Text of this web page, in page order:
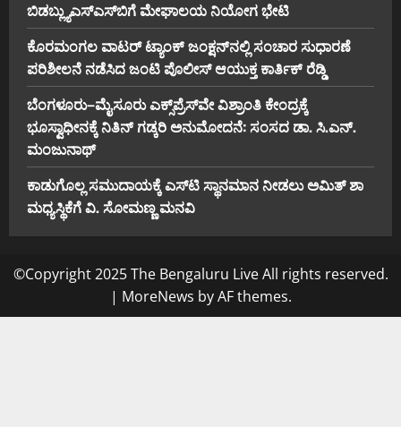
ಬಿ‌ಡಬ್ಲ್ಯು‌ಎಸ್‌ಎಸ್‌ಬಿಗೆ ಮೇಘಾಲಯ ನಿಯೋಗ ಭೇಟಿ
ಕೊರಮಂಗಲ ವಾಟರ್ ಟ್ಯಾಂಕ್ ಜಂಕ್ಷನ್‌ನಲ್ಲಿ ಸಂಚಾರ ಸುಧಾರಣೆ
ಪರಿಶೀಲನೆ ನಡೆಸಿದ ಜಂಟಿ ಪೊಲೀಸ್ ಆಯುಕ್ತ ಕಾರ್ತಿಕ್ ರೆಡ್ಡಿ
ಬೆಂಗಳೂರು–ಮೈಸೂರು ಎಕ್ಸ್‌ಪ್ರೆಸ್‌ವೇ ವಿಶ್ರಾಂತಿ ಕೇಂದ್ರಕ್ಕೆ
ಭೂಸ್ವಾಧೀನಕ್ಕೆ ನಿತಿನ್ ಗಡ್ಕರಿ ಅನುಮೋದನೆ: ಸಂಸದ ಡಾ. ಸಿ.ಎನ್.
ಮಂಜುನಾಥ್
ಕಾಡುಗೊಲ್ಲ ಸಮುದಾಯಕ್ಕೆ ಎಸ್‌ಟಿ ಸ್ಥಾನಮಾನ ನೀಡಲು ಅಮಿತ್ ಶಾ
ಮಧ್ಯಸ್ಥಿಕೆಗೆ ವಿ. ಸೋಮಣ್ಣ ಮನವಿ
©Copyright 2025 The Bengaluru Live All rights reserved.
| MoreNews by AF themes.